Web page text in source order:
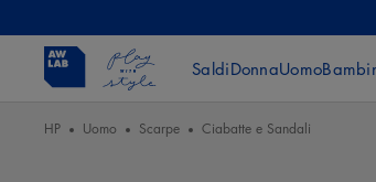
SaldiDonnaUomo
HP Uomo Scarpe Ciabatte e Sandali